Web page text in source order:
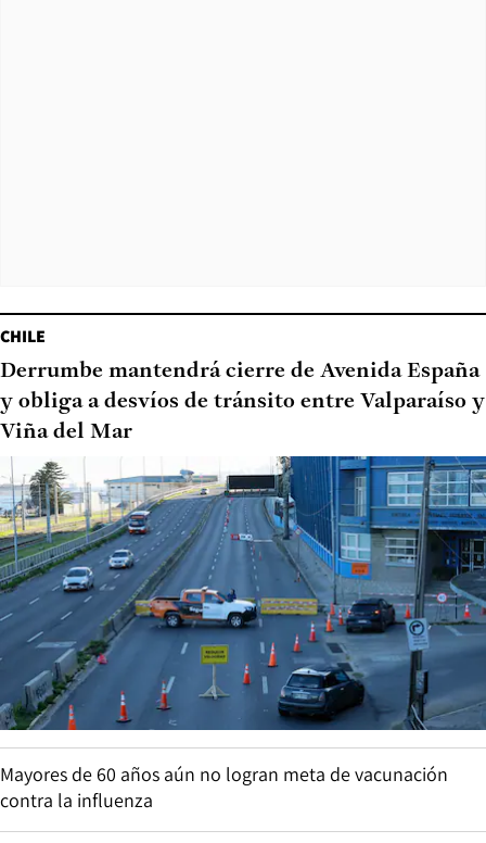
CHILE
Derrumbe mantendrá cierre de Avenida España
y obliga a desvíos de tránsito entre Valparaíso y
Viña del Mar
Mayores de 60 años aún no logran meta de vacunación
contra la influenza